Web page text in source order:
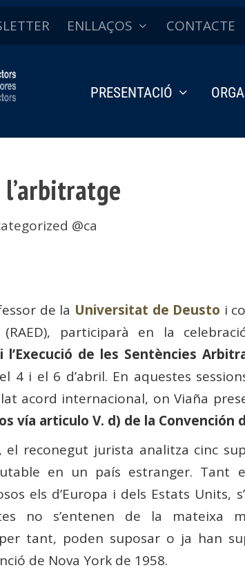
ENLLAÇOS CONTACTE
PRESENTACIÓ
l’arbitratge
@ca
de la Universitat de Deusto i
participarà en la
l’Execució de les Sentències
4 i el 6 d’abril. En aquestes
acord internacional, on Viaña
vía articulo V. d) de la Convención
el reconegut jurista analitza cinc
en un país estranger. Tant
els d’Europa i dels Estats
no s’entenen de la mateixa
tant, poden suposar o ja han
de Nova York de 1958.